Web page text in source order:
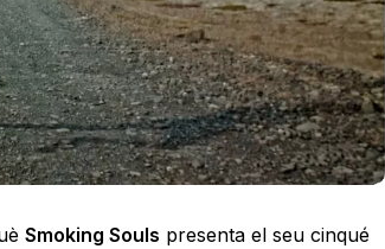
Smoking Souls presenta el seu cinqué